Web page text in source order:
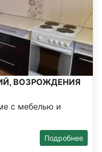
ВОЗРОЖДЕНИЯ
с мебелью и
Подробнее